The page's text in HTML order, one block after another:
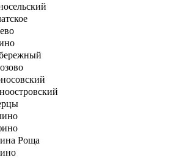
Роща